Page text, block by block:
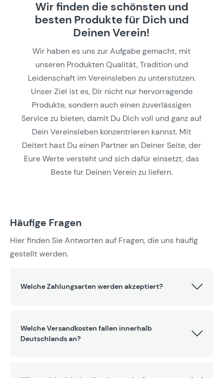
Wir finden die schönsten und
besten Produkte für Dich und
Deinen Verein!
Wir haben es uns zur Aufgabe gemacht, mit
unseren Produkten Qualität, Tradition und
Leidenschaft im Vereinsleben zu unterstützen.
Unser Ziel ist es, Dir nicht nur hervorragende
Produkte, sondern auch einen zuverlässigen
Service zu bieten, damit Du Dich voll und ganz auf
Dein Vereinsleben konzentrieren kannst. Mit
Deitert hast Du einen Partner an Deiner Seite, der
Eure Werte versteht und sich dafür einsetzt, das
Beste für Deinen Verein zu liefern.
Häufige Fragen
Hier finden Sie Antworten auf Fragen, die uns häufig
gestellt werden.
Welche Zahlungsarten werden akzeptiert?
Welche Versandkosten fallen innerhalb
Deutschlands an?